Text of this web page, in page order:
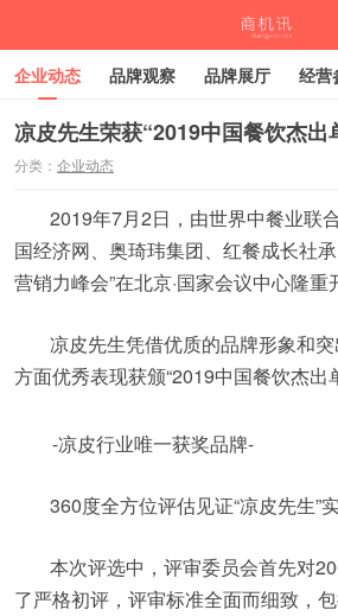
企业动态 品牌观察 品牌展厅 经营
深度观察 伙伴计划
凉皮先生荣获“2019中国餐饮杰出
分类： 企业动态
2019年7月2日，由世界中餐业联
国经济网、奥琦玮集团、红餐成长社
营销力峰会”在北京·国家会议中心隆重
凉皮先生凭借优质的品牌形象和
方面优秀表现获颁“2019中国餐饮杰出
-凉皮行业唯一获奖品牌-
360度全方位评估见证“凉皮先生”
本次评选中，评审委员会首先对
了严格初评，评审标准全面而细致，